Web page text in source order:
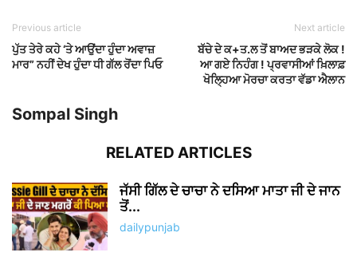
Previous article
ਪੁੱਤ ਤੇਰੇ ਕਹੇ ‘ਤੇ ਆਉਂਦਾ ਹੁੰਦਾ ਅਵਾਜ਼
ਮਾਰ” ਨਹੀਂ ਦੇਖ ਹੁੰਦਾ ਧੀ ਗੱਲ ਰੋਂਦਾ ਪਿਓ
Next article
ਬੱਚੇ ਦੇ ਕ+ਤ.ਲ ਤੋਂ ਬਾਅਦ ਭੜਕੇ ਲੋਕ !
ਆ ਗਏ ਨਿਹੰਗ ! ਪ੍ਰਵਾਸੀਆਂ ਖ਼ਿਲਾਫ਼
ਖੋਲ੍ਹਿਆ ਮੋਰਚਾ ਕਰਤਾ ਵੱਡਾ ਐਲਾਨ
Sompal Singh
RELATED ARTICLES
ਜੱਸੀ ਗਿੱਲ ਦੇ ਚਾਚਾ ਨੇ ਦਸਿਆ ਮਾਤਾ ਜੀ ਦੇ ਜਾਨ
ਤੋਂ...
dailypunjab